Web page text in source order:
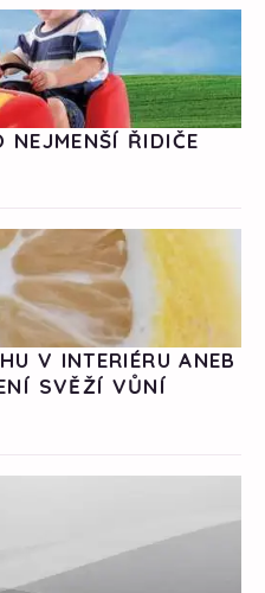
ŘIDIČE
V INTERIÉRU ANEB
SVĚŽÍ VŮNÍ